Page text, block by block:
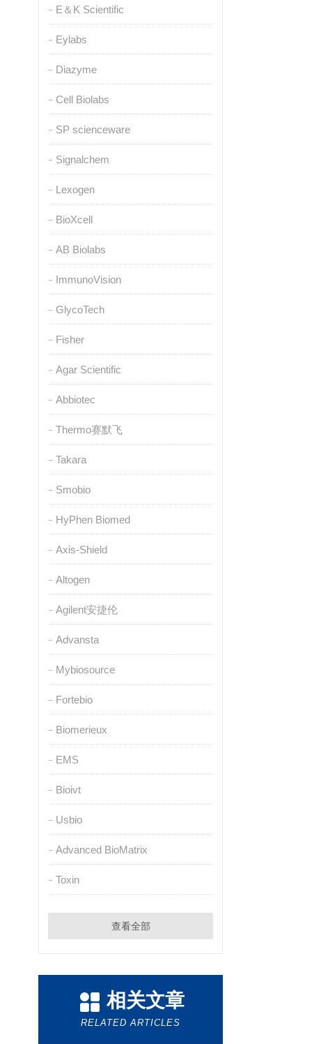
E＆K Scientific
Eylabs
Diazyme
Cell Biolabs
SP scienceware
Signalchem
Lexogen
BioXcell
AB Biolabs
ImmunoVision
GlycoTech
Fisher
Agar Scientific
Abbiotec
Thermo赛默飞
Takara
Smobio
HyPhen Biomed
Axis-Shield
Altogen
Agilent安捷伦
Advansta
Mybiosource
Fortebio
Biomerieux
EMS
Bioivt
Usbio
Advanced BioMatrix
Toxin
查看全部
相关文章
RELATED ARTICLES